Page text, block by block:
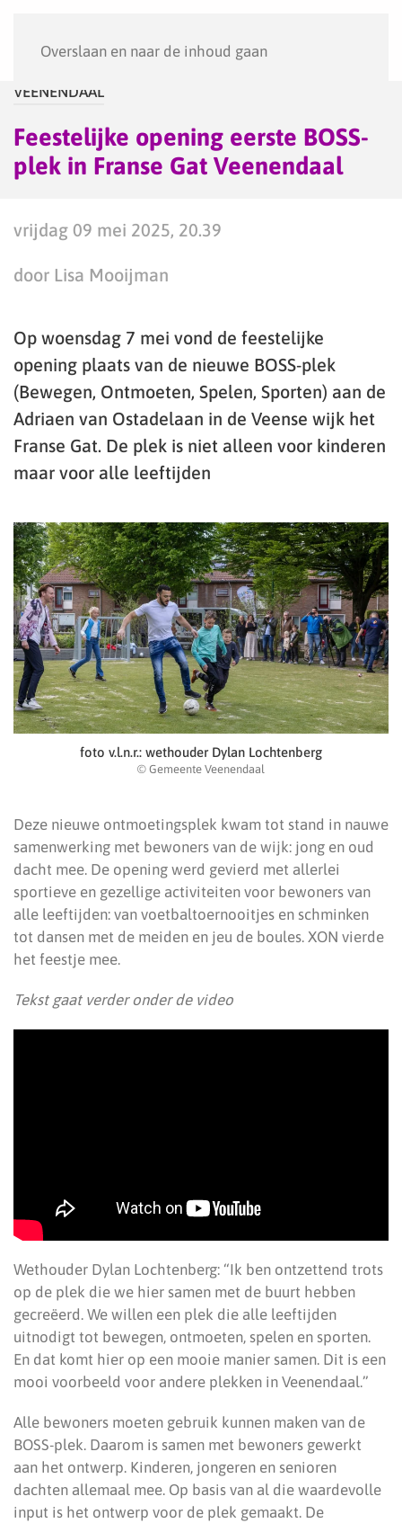
Overslaan en naar de inhoud gaan
VEENENDAAL
Feestelijke opening eerste BOSS-
plek in Franse Gat Veenendaal
vrijdag 09 mei 2025, 20.39
door Lisa Mooijman
Op woensdag 7 mei vond de feestelijke
opening plaats van de nieuwe BOSS-plek
(Bewegen, Ontmoeten, Spelen, Sporten) aan de
Adriaen van Ostadelaan in de Veense wijk het
Franse Gat. De plek is niet alleen voor kinderen
maar voor alle leeftijden
foto v.l.n.r.: wethouder Dylan Lochtenberg
© Gemeente Veenendaal
Deze nieuwe ontmoetingsplek kwam tot stand in nauwe
samenwerking met bewoners van de wijk: jong en oud
dacht mee. De opening werd gevierd met allerlei
sportieve en gezellige activiteiten voor bewoners van
alle leeftijden: van voetbaltoernooitjes en schminken
tot dansen met de meiden en jeu de boules. XON vierde
het feestje mee.
Tekst gaat verder onder de video
Wethouder Dylan Lochtenberg: “Ik ben ontzettend trots
op de plek die we hier samen met de buurt hebben
gecreëerd. We willen een plek die alle leeftijden
uitnodigt tot bewegen, ontmoeten, spelen en sporten.
En dat komt hier op een mooie manier samen. Dit is een
mooi voorbeeld voor andere plekken in Veenendaal.”
Alle bewoners moeten gebruik kunnen maken van de
BOSS-plek. Daarom is samen met bewoners gewerkt
aan het ontwerp. Kinderen, jongeren en senioren
dachten allemaal mee. Op basis van al die waardevolle
input is het ontwerp voor de plek gemaakt. De